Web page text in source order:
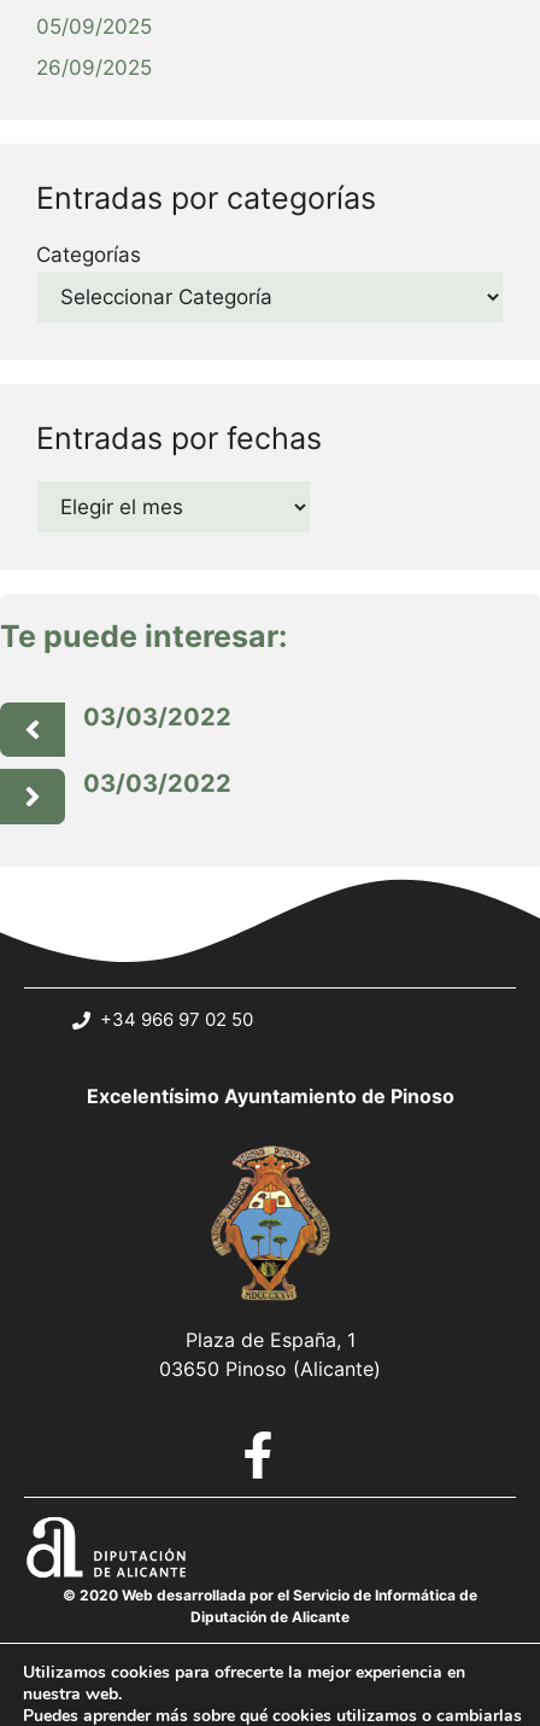
05/09/2025
26/09/2025
Entradas por categorías
Categorías
Entradas por fechas
Archivos
Te puede interesar:
03/03/2022
03/03/2022
+34 966 97 02 50
Excelentísimo Ayuntamiento de Pinoso
Plaza de España, 1
03650 Pinoso (Alicante)
© 2020 Web desarrollada por el Servicio de Informática de
Diputación de Alicante
Utilizamos cookies para ofrecerte la mejor experiencia en
nuestra web.
Puedes aprender más sobre qué cookies utilizamos o cambiarlas